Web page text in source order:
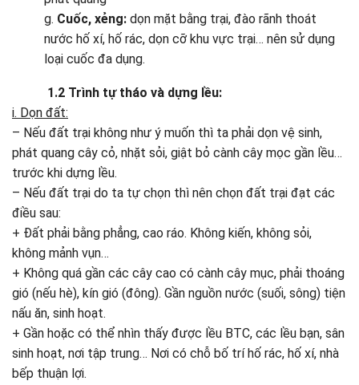
g. Cuốc, xẻng: dọn mặt bằng trại, đào rãnh thoát
nước hố xí, hố rác, dọn cỡ khu vực trại… nên sử dụng
loại cuốc đa dụng.
1.2 Trình tự tháo và dựng lều:
i. Dọn đất:
– Nếu đất trại không như ý muốn thì ta phải dọn vệ sinh,
phát quang cây cỏ, nhặt sỏi, giật bỏ cành cây mọc gần lều…
trước khi dựng lều.
– Nếu đất trại do ta tự chọn thì nên chọn đất trại đạt các
điều sau:
+ Đất phải bằng phẳng, cao ráo. Không kiến, không sỏi,
không mảnh vụn…
+ Không quá gần các cây cao có cành cây mục, phải thoáng
gió (nếu hè), kín gió (đông). Gần nguồn nước (suối, sông) tiện
nấu ăn, sinh hoạt.
+ Gần hoặc có thể nhìn thấy được lều BTC, các lều bạn, sân
sinh hoạt, nơi tập trung… Nơi có chỗ bố trí hố rác, hố xí, nhà
bếp thuận lợi.